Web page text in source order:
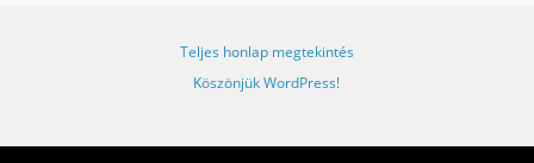
Teljes honlap megtekintés
Köszönjük WordPress!